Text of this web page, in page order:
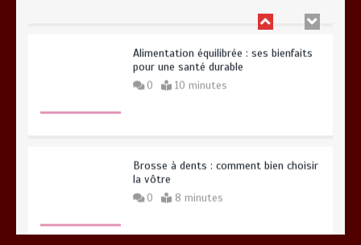
Entretien d’espaces verts à Evreux :
pourquoi le savoir-faire fait la
différence